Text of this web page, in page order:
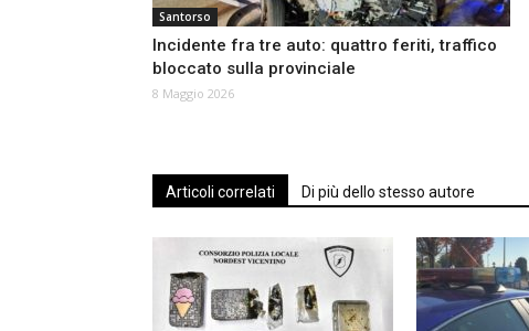
Santorso
Incidente fra tre auto: quattro feriti, traffico
bloccato sulla provinciale
8 Maggio 2026
Articoli correlati Di più dello stesso autore